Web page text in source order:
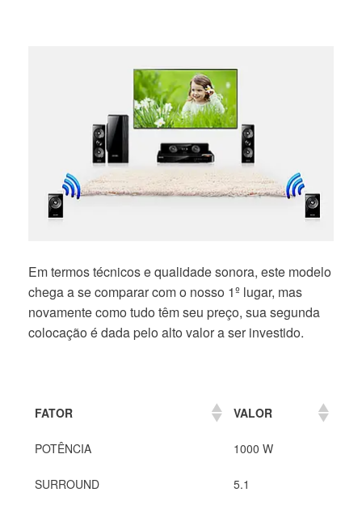
Em termos técnicos e qualidade sonora, este modelo
chega a se comparar com o nosso 1º lugar, mas
novamente como tudo têm seu preço, sua segunda
colocação é dada pelo alto valor a ser investido.
FATOR VALOR
POTÊNCIA 1000 W
SURROUND 5.1